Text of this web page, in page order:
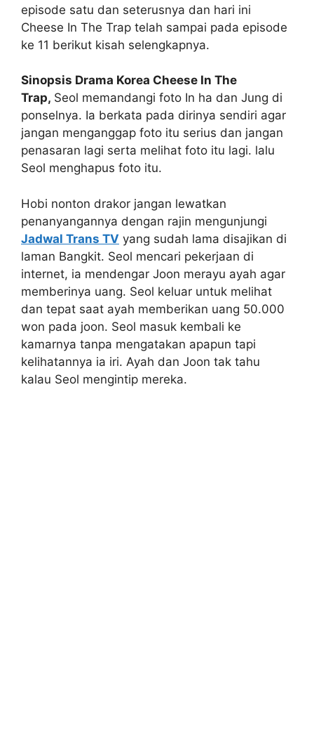
episode satu dan seterusnya dan hari ini
Cheese In The Trap telah sampai pada episode
ke 11 berikut kisah selengkapnya.
Sinopsis Drama Korea Cheese In The
Trap, Seol memandangi foto In ha dan Jung di
ponselnya. Ia berkata pada dirinya sendiri agar
jangan menganggap foto itu serius dan jangan
penasaran lagi serta melihat foto itu lagi. lalu
Seol menghapus foto itu.
Hobi nonton drakor jangan lewatkan
penanyangannya dengan rajin mengunjungi
Jadwal Trans TV yang sudah lama disajikan di
laman Bangkit. Seol mencari pekerjaan di
internet, ia mendengar Joon merayu ayah agar
memberinya uang. Seol keluar untuk melihat
dan tepat saat ayah memberikan uang 50.000
won pada joon. Seol masuk kembali ke
kamarnya tanpa mengatakan apapun tapi
kelihatannya ia iri. Ayah dan Joon tak tahu
kalau Seol mengintip mereka.